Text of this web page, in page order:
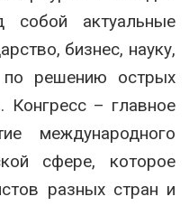
собой актуальные
бизнес, науку,
по решению острых
Конгресс – главное
международного
сфере, которое
разных стран и